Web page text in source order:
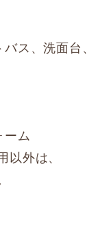
ス、洗面台、
ーム
以外は、